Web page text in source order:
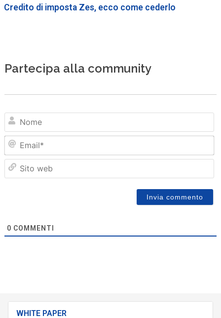
Credito di imposta Zes, ecco come cederlo
Partecipa alla community
0 COMMENTI
WHITE PAPER